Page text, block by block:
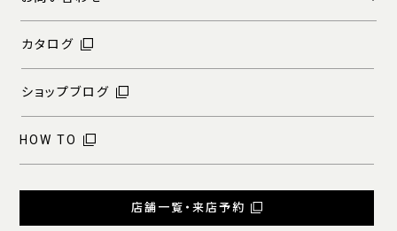
カタログ
ショップブログ
HOW TO
店舗一覧・来店予約